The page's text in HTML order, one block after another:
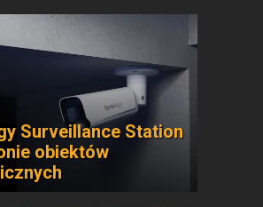
Surveillance Station
obiektów